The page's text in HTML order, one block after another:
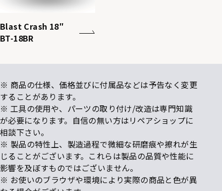
Blast Crash 18″
BT-18BR
※ 商品の仕様、価格並びに付属品などは予告なく変更
することがあります。
※ 工具の使用や、パーツの取り付け/改造は専門知識
が必要になります。自信の無い方はリペアショップに
相談下さい。
※ 製品の特性上、製造過程で微細な研磨痕や擦れが生
じることがございます。これらは製品の品質や性能に
影響を及ぼすものではございません。
※ お使いのブラウザや環境により実際の商品と色が異